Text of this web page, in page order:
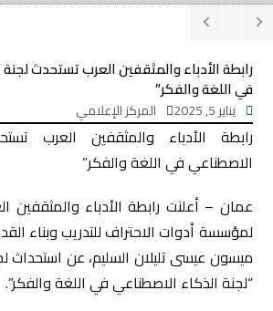
رابطة الأدباء والمثقفين العرب تستحدث
في اللغة والفكر”
يناير 5, 2025 المركز الإعلامي
رابطة الأدباء والمثقفين العرب
الاصطناعي في اللغة والفكر”
عمان – أعلنت رابطة الأدباء والمثقفين
لمؤسسة أدوات الاحتراف للتدريب وبناء
ميسون عيسى تليلان السليم، عن استحداث
“لجنة الذكاء الاصطناعي في اللغة والفكر”.